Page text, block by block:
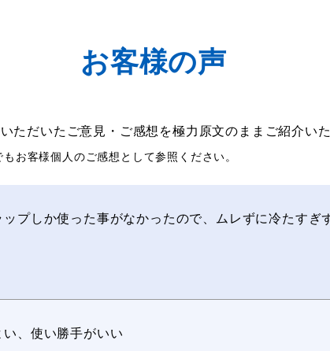
お客様の声
ただいたご意見・ご感想を極力原文のままご紹介い
お客様個人のご感想として参照ください。
プしか使った事がなかったので、ムレずに冷たすぎ
、使い勝手がいい